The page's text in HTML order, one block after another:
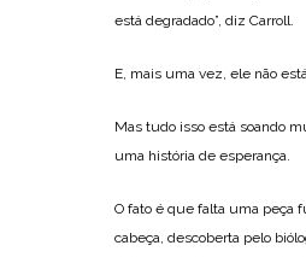
está degradado”, diz Carroll.
E, mais uma vez, ele não
Mas tudo isso está soando
uma história de esperança.
O fato é que falta uma peça
cabeça, descoberta pelo